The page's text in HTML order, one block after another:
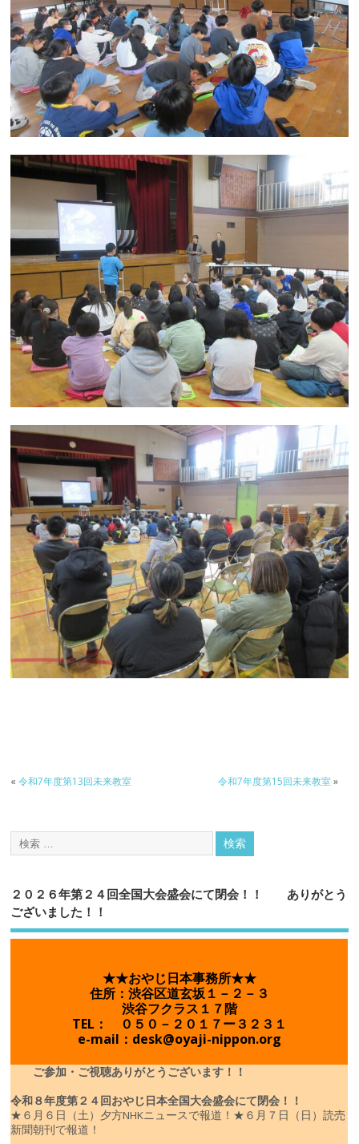
«令和7年度第13回未来教室 令和7年度第15回未来教室»
２０２６年第２４回全国大会盛会にて閉会！！ ありがとう
ございました！！
★★おやじ日本事務所★★
住所：渋谷区道玄坂１－２－３
渋谷フクラス１７階
TEL： ０５０－２０１７ー３２３１
e-mail：desk@oyaji-nippon.org
ご参加・ご視聴ありがとうございます！！
令和８年度第２４回おやじ日本全国大会盛会にて閉会！！
★６月６日（土）夕方NHKニュースで報道！ ★６月７日（日）読売
新聞朝刊で報道！